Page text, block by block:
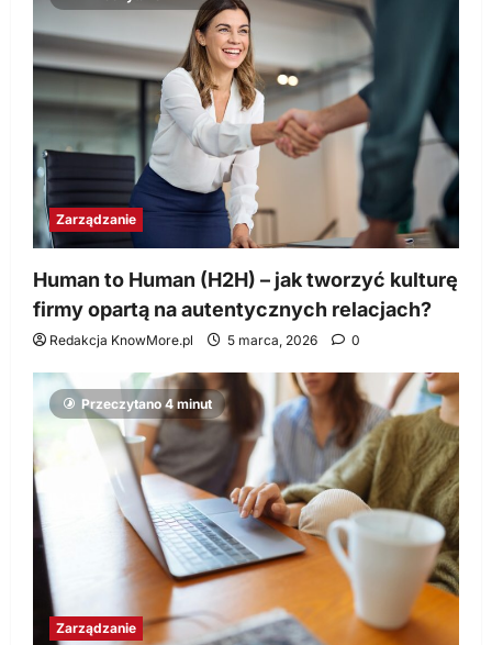
Zarządzanie
Human to Human (H2H) – jak tworzyć kulturę
firmy opartą na autentycznych relacjach?
Redakcja KnowMore.pl 5 marca, 2026 0
Przeczytano 4 minut
Zarządzanie